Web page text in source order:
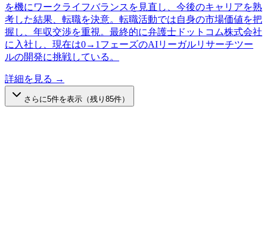
を機にワークライフバランスを見直し、今後のキャリアを熟
考した結果、転職を決意。転職活動では自身の市場価値を把
握し、年収交渉を重視。最終的に弁護士ドットコム株式会社
に入社し、現在は0→1フェーズのAIリーガルリサーチツー
ルの開発に挑戦している。
詳細を見る →
さらに5件を表示（残り 85件）